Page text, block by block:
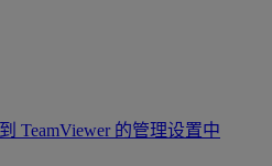
TeamViewer 的管理设置中